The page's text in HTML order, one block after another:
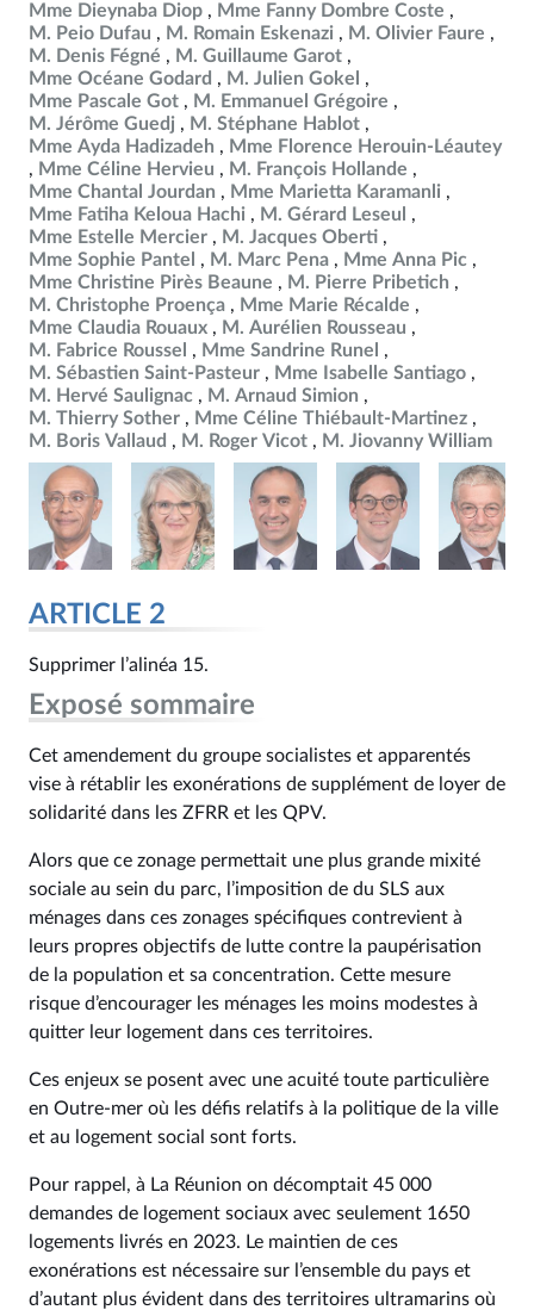
Mme Dieynaba Diop
Mme Fanny Dombre Coste
M. Peio Dufau
M. Romain Eskenazi
M. Olivier Faure
M. Denis Fégné
M. Guillaume Garot
Mme Océane Godard
M. Julien Gokel
Mme Pascale Got
M. Emmanuel Grégoire
M. Jérôme Guedj
M. Stéphane Hablot
Mme Ayda Hadizadeh
Mme Florence Herouin-Léautey
Mme Céline Hervieu
M. François Hollande
Mme Chantal Jourdan
Mme Marietta Karamanli
Mme Fatiha Keloua Hachi
M. Gérard Leseul
Mme Estelle Mercier
M. Jacques Oberti
Mme Sophie Pantel
M. Marc Pena
Mme Anna Pic
Mme Christine Pirès Beaune
M. Pierre Pribetich
M. Christophe Proença
Mme Marie Récalde
Mme Claudia Rouaux
M. Aurélien Rousseau
M. Fabrice Roussel
Mme Sandrine Runel
M. Sébastien Saint-Pasteur
Mme Isabelle Santiago
M. Hervé Saulignac
M. Arnaud Simion
M. Thierry Sother
Mme Céline Thiébault-Martinez
M. Boris Vallaud
M. Roger Vicot M. Jiovanny William
ARTICLE 2
Supprimer l’alinéa 15.
Exposé sommaire
Cet amendement du groupe socialistes et apparentés
vise à rétablir les exonérations de supplément de loyer de
solidarité dans les ZFRR et les QPV.
Alors que ce zonage permettait une plus grande mixité
sociale au sein du parc, l’imposition de du SLS aux
ménages dans ces zonages spécifiques contrevient à
leurs propres objectifs de lutte contre la paupérisation
de la population et sa concentration. Cette mesure
risque d’encourager les ménages les moins modestes à
quitter leur logement dans ces territoires.
Ces enjeux se posent avec une acuité toute particulière
en Outre-mer où les défis relatifs à la politique de la ville
et au logement social sont forts.
Pour rappel, à La Réunion on décomptait 45 000
demandes de logement sociaux avec seulement 1650
logements livrés en 2023. Le maintien de ces
exonérations est nécessaire sur l’ensemble du pays et
d’autant plus évident dans des territoires ultramarins où